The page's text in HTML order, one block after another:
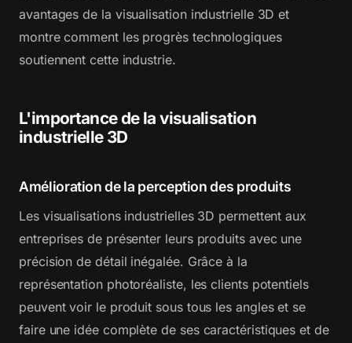
avantages de la visualisation industrielle 3D et
montre comment les progrès technologiques
soutiennent cette industrie.
L'importance de la visualisation
industrielle 3D
Amélioration de la perception des produits
Les visualisations industrielles 3D permettent aux
entreprises de présenter leurs produits avec une
précision de détail inégalée. Grâce à la
représentation photoréaliste, les clients potentiels
peuvent voir le produit sous tous les angles et se
faire une idée complète de ses caractéristiques et de